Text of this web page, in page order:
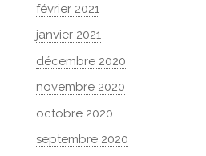
février 2021
janvier 2021
décembre 2020
novembre 2020
octobre 2020
septembre 2020